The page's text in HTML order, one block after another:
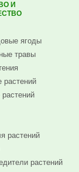
И
ягоды
травы
растений
растений
растений